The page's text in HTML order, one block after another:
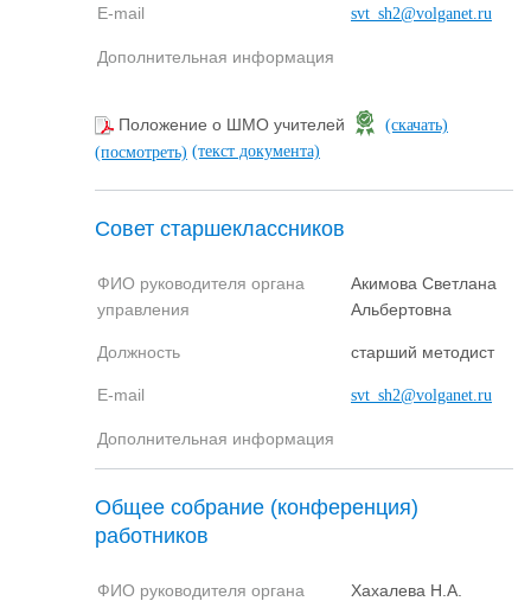
E-mail svt_sh2@volganet.ru
Дополнительная информация
Положение о ШМО учителей
(скачать)
(посмотреть) (текст документа)
Совет старшеклассников
ФИО руководителя органа
управления
Акимова Светлана
Альбертовна
Должность старший методист
E-mail svt_sh2@volganet.ru
Дополнительная информация
Общее собрание (конференция)
работников
ФИО руководителя органа
Хахалева Н.А.